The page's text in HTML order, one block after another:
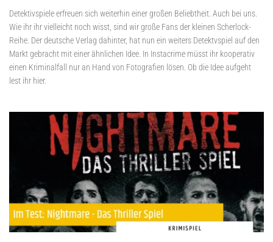
Detektivspiele erfreuen sich weiterhin einer großen Beliebtheit. Auch bei uns.
Wie ihr ihr vielleicht noch wisst, sind wir große Fans der kleinen Scherlock-
Reihe. Der deutsche Verlag dahinter, hat nun ein weiters Detektvspiel auf den
Markt gebracht mit einer ähnlichen Idee. In Instacrime müsst ihr kooperativ
einen Kriminalfall nur an Hand von Fotografien lösen. Ob die Idee aufgeht
lest ihr hier.